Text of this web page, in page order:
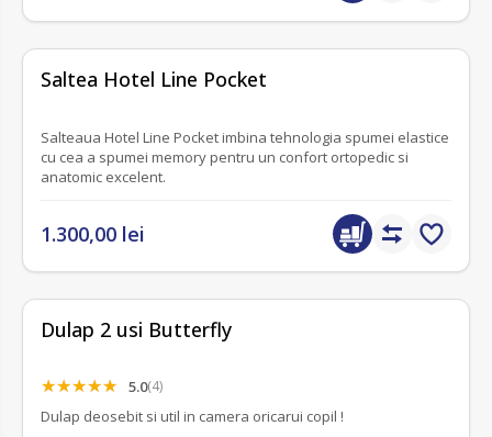
Saltea Hotel Line Pocket
Salteaua Hotel Line Pocket imbina tehnologia spumei elastice
cu cea a spumei memory pentru un confort ortopedic si
anatomic excelent.
1.300,00 lei
Dulap 2 usi Butterfly
5.0(4)
Dulap deosebit si util in camera oricarui copil !